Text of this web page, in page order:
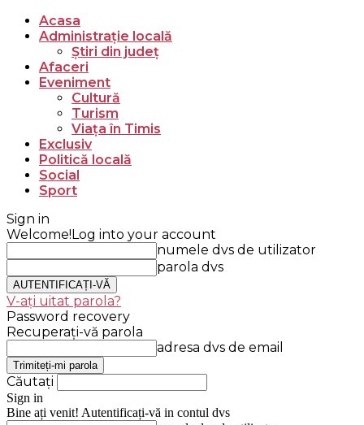
Acasa
Administrație locală
Știri din județ
Afaceri
Eveniment
Cultură
Turism
Viața în Timis
Exclusiv
Politică locală
Social
Sport
Sign in
Welcome!Log into your account
numele dvs de utilizator
parola dvs
V-ați uitat parola?
Password recovery
Recuperați-vă parola
adresa dvs de email
Căutați
Sign in
Bine ați venit! Autentificați-vă in contul dvs